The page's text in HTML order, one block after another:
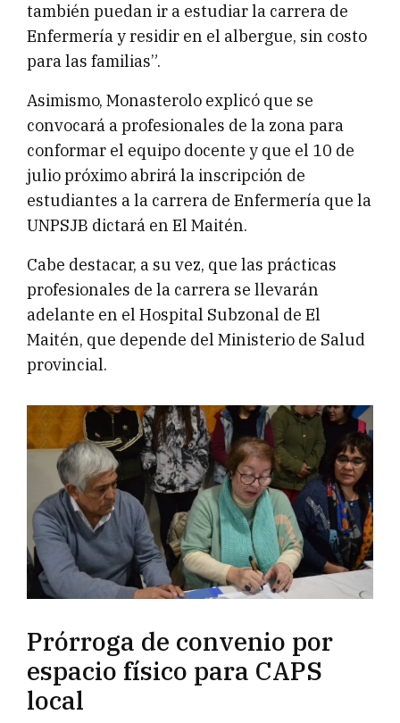
también puedan ir a estudiar la carrera de
Enfermería y residir en el albergue, sin costo
para las familias”.
Asimismo, Monasterolo explicó que se
convocará a profesionales de la zona para
conformar el equipo docente y que el 10 de
julio próximo abrirá la inscripción de
estudiantes a la carrera de Enfermería que la
UNPSJB dictará en El Maitén.
Cabe destacar, a su vez, que las prácticas
profesionales de la carrera se llevarán
adelante en el Hospital Subzonal de El
Maitén, que depende del Ministerio de Salud
provincial.
Prórroga de convenio por
espacio físico para CAPS
local